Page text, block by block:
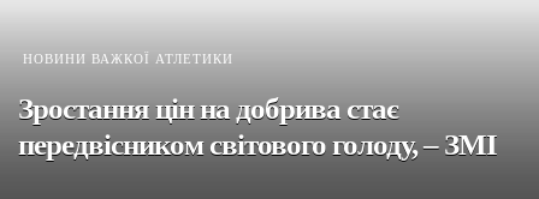
НОВИНИ ВАЖКОЇ АТЛЕТИКИ
Зростання цін на добрива стає
передвісником світового голоду, – ЗМІ